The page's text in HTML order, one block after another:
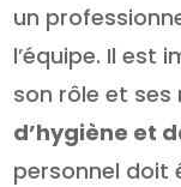
un
l’équipe. Il est
son rôle et
d’hygiène et
personnel doit